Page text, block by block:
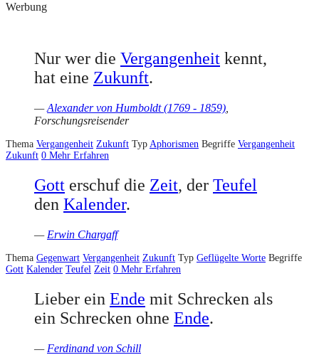
Werbung
Nur wer die Vergangenheit kennt,
hat eine Zukunft.
—Alexander von Humboldt (1769 - 1859)
Forschungsreisender
Thema Vergangenheit Zukunft Typ Aphorismen Begriffe Vergangenheit
Zukunft 0 Mehr Erfahren
Gott erschuf die Zeit, der Teufel
den Kalender.
— Erwin Chargaff
Thema Gegenwart Vergangenheit Zukunft Typ Geflügelte Worte Begriffe
Gott Kalender Teufel Zeit 0 Mehr Erfahren
Lieber ein Ende mit Schrecken als
ein Schrecken ohne Ende.
— Ferdinand von Schill